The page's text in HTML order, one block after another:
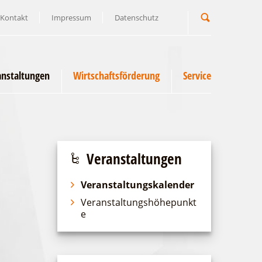
Kontakt Impressum Datenschutz
Wirtschaftsförderung Service
Veranstaltungen
Veranstaltungskalender
Veranstaltungshöhepunkt
e